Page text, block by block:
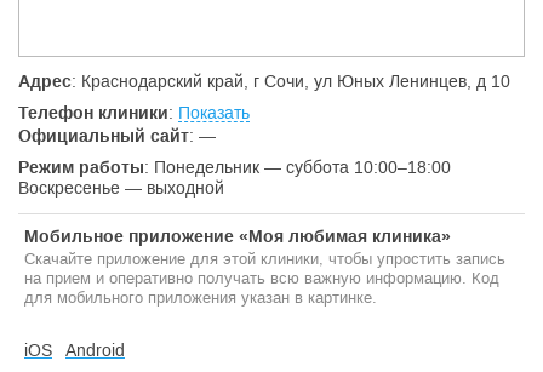
Адрес: Краснодарский край, г Сочи, ул Юных Ленинцев, д 10
Телефон клиники: Показать
Официальный сайт: —
Режим работы: Понедельник — суббота 10:00–18:00
Воскресенье — выходной
Мобильное приложение «Моя любимая клиника»
Скачайте приложение для этой клиники, чтобы упростить запись
на прием и оперативно получать всю важную информацию. Код
для мобильного приложения указан в картинке.
iOS Android